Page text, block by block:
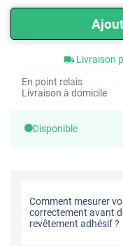
Livraison
En point relais
Livraison à domicile
Disponible
Comment mesurer
correctement avant
revêtement adhésif ?